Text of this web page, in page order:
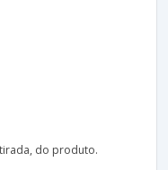
do produto.